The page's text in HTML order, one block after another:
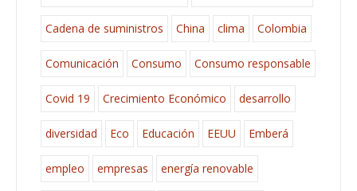
Cadena de suministros China clima Colombia
Comunicación Consumo Consumo responsable
Covid 19 Crecimiento Económico desarrollo
diversidad Eco Educación EEUU Emberá
empleo empresas energía renovable